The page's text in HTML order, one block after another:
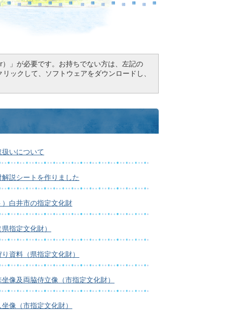
」が必要です。お持ちでない方は、左記の
ックして、ソフトウェアをダウンロードし、
いについて
説シートを作りました
白井市の指定文化財
指定文化財）
資料（県指定文化財）
像及両脇侍立像（市指定文化財）
像（市指定文化財）